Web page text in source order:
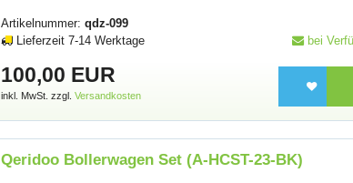
Artikelnummer:qdz-099
Lieferzeit 7-14 Werktage
bei
100,00 EUR
inkl. MwSt. zzgl.Versandkosten
Qeridoo Bollerwagen Set (A-HCST-23-BK)